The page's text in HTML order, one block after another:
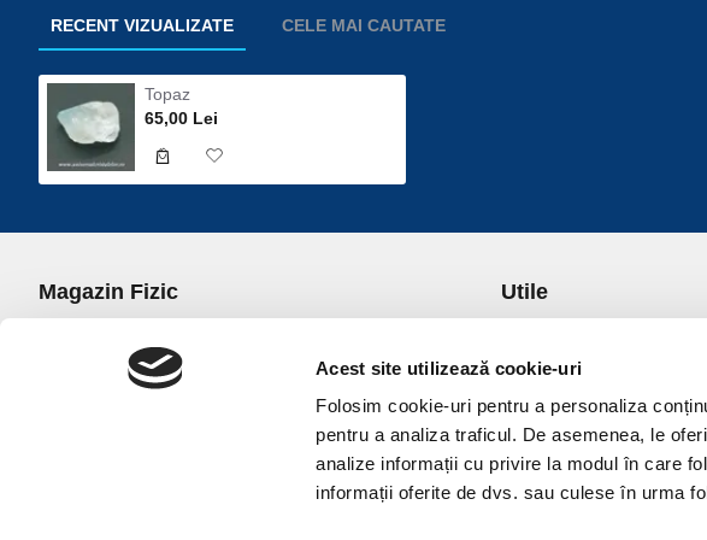
Acest site utilizează cookie-uri
Folosim cookie-uri pentru a personaliza
pentru a analiza traficul. De asemenea, le
analize informații cu privire la modul în care
informații oferite de dvs. sau culese în urma
RECENT VIZUALIZATE CELE MAI CAUTATE
Topaz
65,00 Lei
Magazin Fizic
office@universulcristalelor.ro
0799 879 911, 0723 145 611 (Comenzi Telefonice)
Utile
Transport si Plata
Politica de Returnare
Politica de confidentialitate
Politica Cookies
Termeni si conditii